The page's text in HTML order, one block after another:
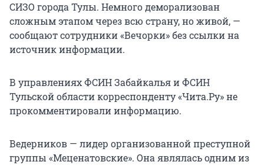
СИЗО города Тулы. Немного деморализован
сложным этапом через всю страну, но живой, —
сообщают сотрудники «Вечорки» без ссылки на
источник информации.
В управлениях ФСИН Забайкалья и ФСИН
Тульской области корреспонденту «Чита.Ру» не
прокомментировали информацию.
Ведерников — лидер организованной преступной
группы «Меценатовские». Она являлась одним из